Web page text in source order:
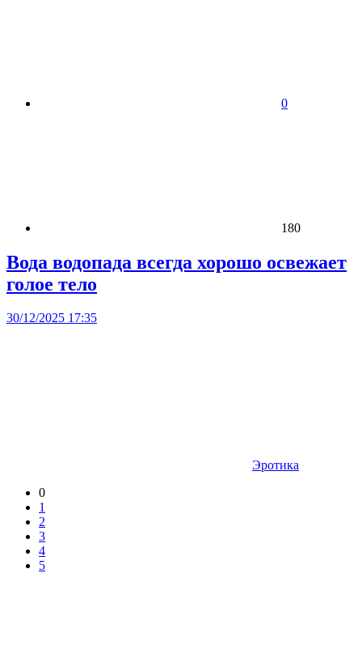
0
180
Вода водопада всегда хорошо освежает
голое тело
30/12/2025 17:35
Эротика
0
1
2
3
4
5